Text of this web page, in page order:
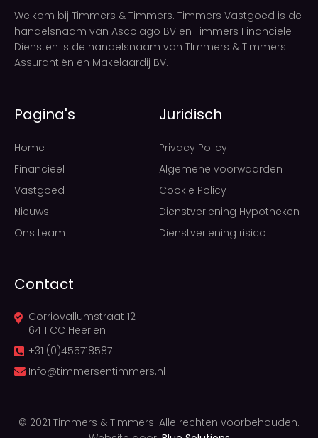
Welkom bij Timmers & Timmers. Timmers Vastgoed is de
handelsnaam van Ascolago BV en Timmers Financiële
Diensten is de handelsnaam van TImmers & Timmers
Assurantiën en Makelaardij BV.
Pagina's
Home
Financieel
Vastgoed
Nieuws
Ons team
Juridisch
Privacy Policy
Algemene voorwaarden
Cookie Policy
Dienstverlening Hypotheken
Dienstverlening risico
Contact
Corriovallumstraat 12
6411 CC Heerlen
+31 (0)455718587
Info@timmersentimmers.nl
© 2021 Timmers & Timmers. Alle rechten voorbehouden.